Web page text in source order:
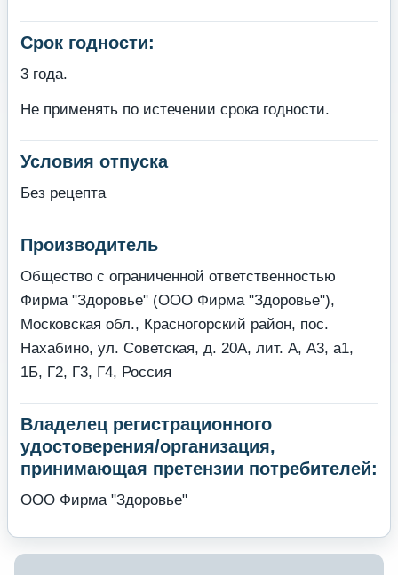
Срок годности:
3 года.
Не применять по истечении срока годности.
Условия отпуска
Без рецепта
Производитель
Общество с ограниченной ответственностью
Фирма "Здоровье" (ООО Фирма "Здоровье"),
Московская обл., Красногорский район, пос.
Нахабино, ул. Советская, д. 20А, лит. А, А3, а1,
1Б, Г2, Г3, Г4, Россия
Владелец регистрационного
удостоверения/организация,
принимающая претензии потребителей:
ООО Фирма "Здоровье"